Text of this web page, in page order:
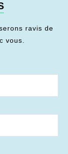
ravis de
vous.